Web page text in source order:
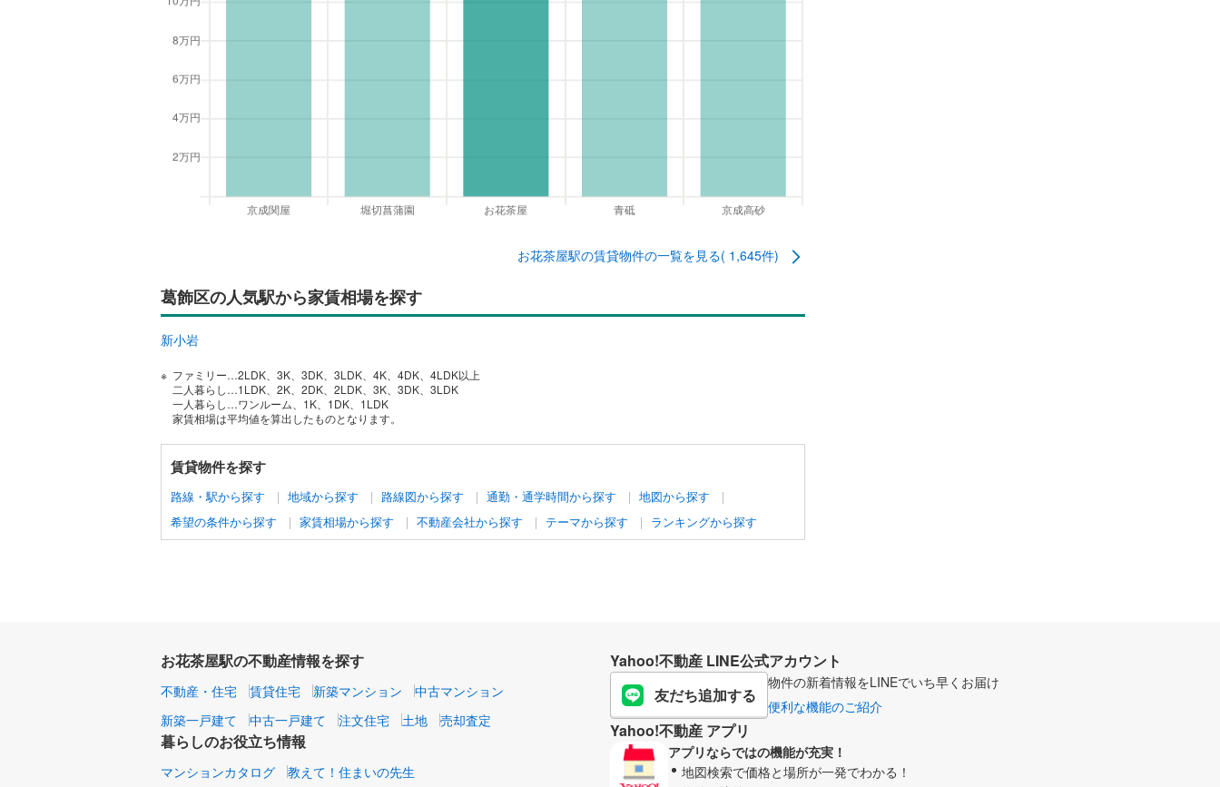
お花茶屋駅の賃貸物件の一覧を見る( 1,645件)
葛飾区の人気駅から家賃相場を探す
新小岩
ファミリー…2LDK、3K、3DK、3LDK、4K、4DK、4LDK以上
二人暮らし…1LDK、2K、2DK、2LDK、3K、3DK、3LDK
一人暮らし…ワンルーム、1K、1DK、1LDK
家賃相場は平均値を算出したものとなります。
賃貸物件を探す
路線・駅から探す 地域から探す 路線図から探す 通勤・通学時間から探す
地図から探す
希望の条件から探す
家賃相場から探す 不動産会社から探す テーマから探す ランキングから探す
お花茶屋駅の不動産情報を探す
不動産・住宅 賃貸住宅 新築マンション
中古マンション
新築一戸建て
中古一戸建て 注文住宅 土地 売却査定
暮らしのお役立ち情報
マンションカタログ 教えて！住まいの先生
Yahoo!不動産 LINE公式アカウント
友だち追加する
物件の新着情報をLINEでいち早くお届け
便利な機能のご紹介
Yahoo!不動産 アプリ
アプリならではの機能が充実！
地図検索で価格と場所が一発でわかる！